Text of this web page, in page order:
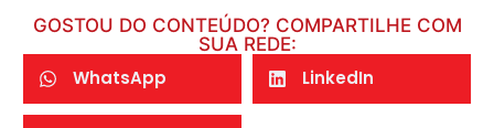
GOSTOU DO CONTEÚDO? COMPARTILHE COM
SUA REDE:
WhatsApp LinkedIn